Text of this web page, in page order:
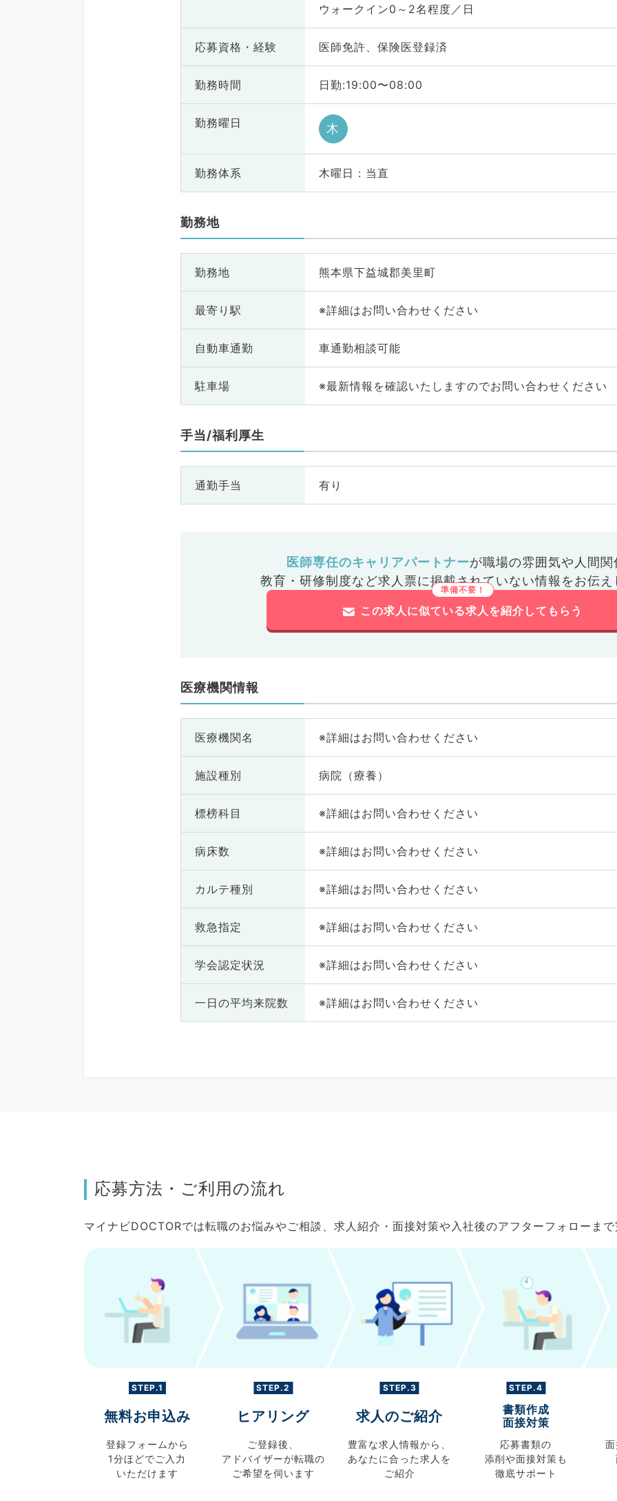
ウォークイン0～2名程度／日
応募資格・ 経験 医師免許、保険医登録済
勤務時間 日勤:19:00〜08:00
勤務曜日 木
勤務体系 木曜日 : 当直
勤務地
勤務地 熊本県下益城郡美里町
最寄り駅 ※詳細はお問い合わせください
自動車通勤 車通勤相談可能
駐車場 ※最新情報を確認いたしますのでお問い合わせください
手当/福利厚生
通勤手当 有り
医師専任のキャリアパートナーが職場の雰囲気や人間関
教育・研修制度など求人票に掲載されていない情報をお伝え
この求人に似ている求人を紹介してもらう
医療機関情報
医療機関名 ※詳細はお問い合わせください
施設種別 病院（療養）
標榜科目 ※詳細はお問い合わせください
病床数 ※詳細はお問い合わせください
カルテ種別 ※詳細はお問い合わせください
救急指定 ※詳細はお問い合わせください
学会認定状況 ※詳細はお問い合わせください
一日の平均来院数 ※詳細はお問い合わせください
応募方法・ご利用の流れ
マイナビDOCTORでは転職のお悩みやご相談、求人紹介・面接対策や入社後のアフターフォローま
STEP.1
無料お申込み
登録フォームから
1分ほどでご入力
いただけます
STEP.2
ヒアリング
ご登録後、
アドバイザーが転職の
ご希望を伺います
STEP.3
求人のご紹介
豊富な求人情報から、
あなたに合った求人を
ご紹介
STEP.4
書類作成
面接対策
応募書類の
添削や面接対策も
徹底サポート